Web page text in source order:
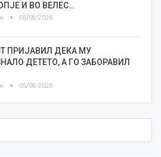
И ВО ВЕЛЕС…
05/08/2026
ПРИЈАВИЛ ДЕКА МУ
ДЕТЕТО, А ГО ЗАБОРАВИЛ
05/08/2026